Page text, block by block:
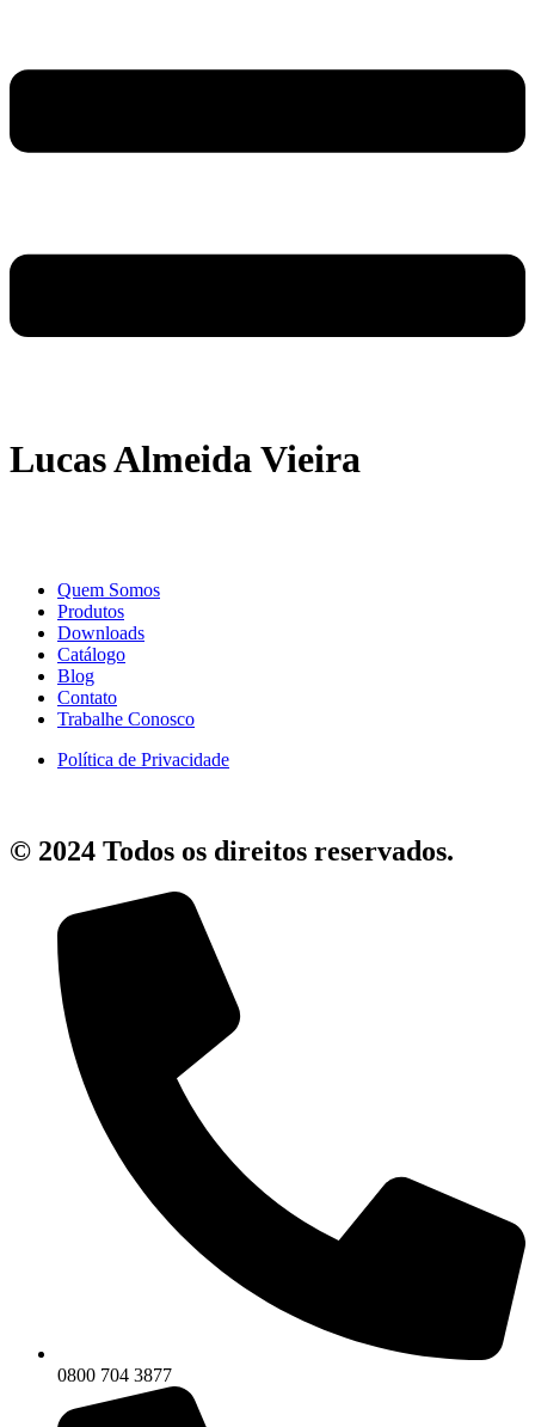
Lucas Almeida Vieira
Quem Somos
Produtos
Downloads
Catálogo
Blog
Contato
Trabalhe Conosco
Política de Privacidade
© 2024 Todos os direitos reservados.
0800 704 3877